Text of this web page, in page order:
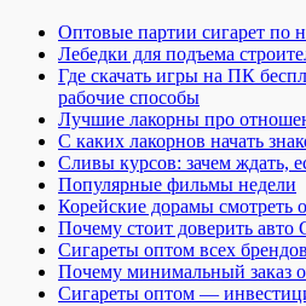
Оптовые партии сигарет по
Лебедки для подъема
Где скачать игры на ПК
рабочие способы
Лучшие лакорны про
С каких лакорнов начать
Сливы курсов: зачем ждать,
Популярные фильмы недели
Корейские дорамы смотреть
Почему стоит доверить авто
Сигареты оптом всех
Почему минимальный заказ
Сигареты оптом —